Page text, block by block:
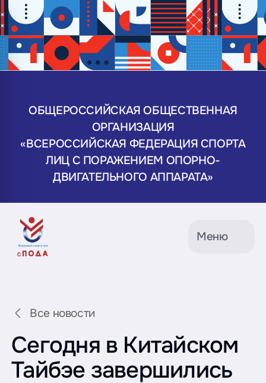
ОБЩЕРОССИЙСКАЯ ОБЩЕСТВЕННАЯ
ОРГАНИЗАЦИЯ
«ВСЕРОССИЙСКАЯ ФЕДЕРАЦИЯ СПОРТА
ЛИЦ С ПОРАЖЕНИЕМ ОПОРНО-
ДВИГАТЕЛЬНОГО АППАРАТА»
Меню
Все новости
Сегодня в Китайском
Тайбэе завершились